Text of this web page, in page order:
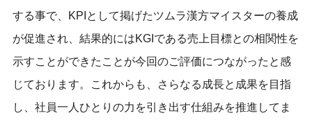
する事で、KPIとして掲げたツムラ漢方マイスターの養成
が促進され、結果的にはKGIである売上目標との相関性を
示すことができたことが今回のご評価につながったと感
じております。これからも、さらなる成長と成果を目指
し、社員一人ひとりの力を引き出す仕組みを推進してま